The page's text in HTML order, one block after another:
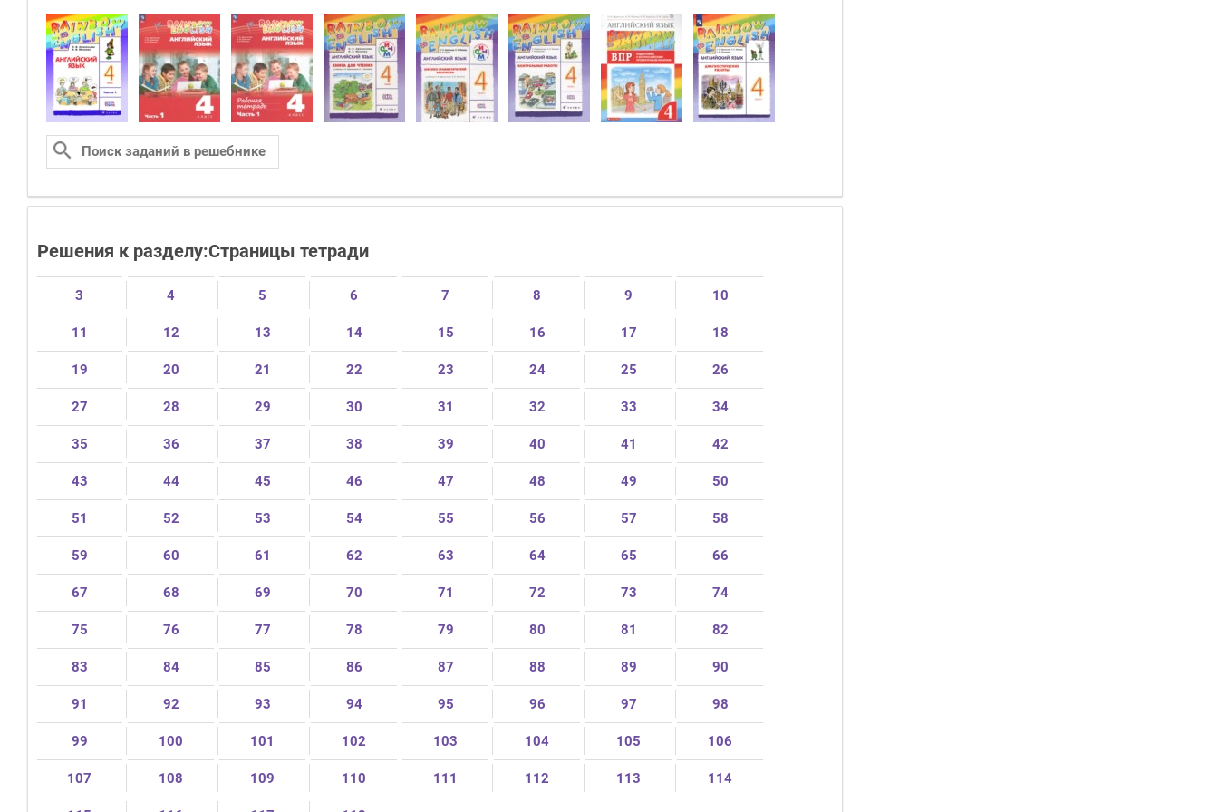
Решения к разделу:Страницы тетради
3 4 5 6 7 8 9 10
11 12 13 14 15 16 17 18
19 20 21 22 23 24 25 26
27 28 29 30 31 32 33 34
35 36 37 38 39 40 41 42
43 44 45 46 47 48 49 50
51 52 53 54 55 56 57 58
59 60 61 62 63 64 65 66
67 68 69 70 71 72 73 74
75 76 77 78 79 80 81 82
83 84 85 86 87 88 89 90
91 92 93 94 95 96 97 98
99 100 101 102 103 104 105 106
107 108 109 110 111 112 113 114